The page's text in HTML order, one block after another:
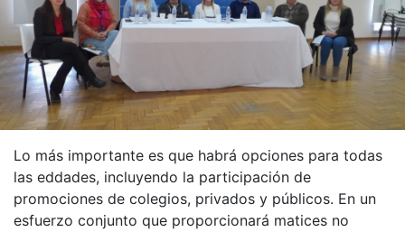
Lo más importante es que habrá opciones para todas
las eddades, incluyendo la participación de
promociones de colegios, privados y públicos. En un
esfuerzo conjunto que proporcionará matices no